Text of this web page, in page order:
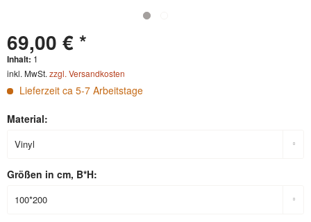
69,00 € *
Inhalt: 1
inkl. MwSt. zzgl. Versandkosten
Lieferzeit ca 5-7 Arbeitstage
Material:
Größen in cm, B*H: